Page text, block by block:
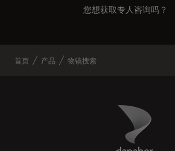
您想获取专人咨询吗？
首页 产品 物镜搜索
Danaher Logo